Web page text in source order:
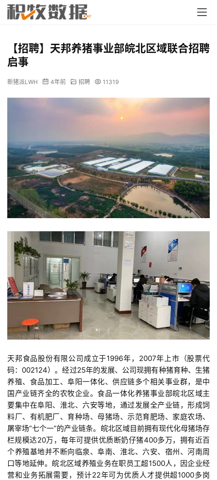
【招聘】天邦养猪事业部皖北区域联合招聘
启事
新猪派LWH 4年前 招聘 11319
天邦食品股份有限公司成立于1996年，2007年上市（股票代
码：002124）。经过25年的发展、公司现拥有种猪育种、生猪
养殖、食品加工、阜阳一体化、供应链多个相关事业群，是中
国产业链齐全的农牧企业。食品一体化养猪事业部皖北区域主
要集中在阜阳、淮北、六安等地，通过发展全产业链，形成饲
料厂、有机肥厂、育种场、母猪场、示范育肥场、家庭农场、
屠宰场“七个一”的产业链条。皖北区域目前拥有现代化母猪场存
栏规模达20万，每年可提供优质断奶仔猪400多万，拥有近百
个养殖基地并不断向临泉、阜南、淮北、六安、宿州、河南周
口等地延伸。皖北区域养殖业务在职员工超1500人，因企业经
营和业务拓展需要，预计22年可为优质人才提供超1000多岗